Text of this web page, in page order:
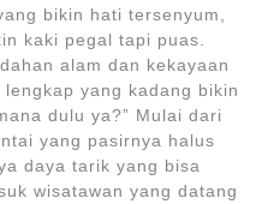
bikin hati tersenyum,
kaki pegal tapi puas.
alam dan kekayaan
yang kadang bikin
dulu ya?” Mulai dari
yang pasirnya halus
daya tarik yang bisa
wisatawan yang datang